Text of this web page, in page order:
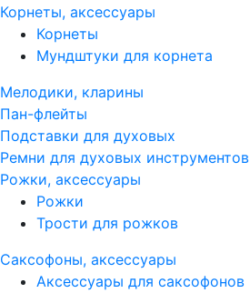
Корнеты, аксессуары
Корнеты
Мундштуки для корнета
Мелодики, кларины
Пан-флейты
Подставки для духовых
Ремни для духовых инструментов
Рожки, аксессуары
Рожки
Трости для рожков
Саксофоны, аксессуары
Аксессуары для саксофонов